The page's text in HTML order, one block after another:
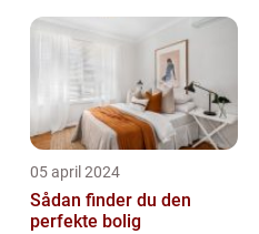
05 april 2024
Sådan finder du den
perfekte bolig